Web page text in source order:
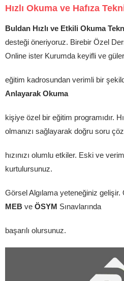
Hızlı Okuma ve Hafıza
Buldan Hızlı ve Etkili Okuma
desteği öneriyoruz. Birebir Özel
Online ister Kurumda keyifli ve
eğitim kadrosundan verimli bir
Anlayarak Okuma
kişiye özel bir eğitim programıdır.
olmanızı sağlayarak doğru soru
hızınızı olumlu etkiler. Eski ve
kurtulursunuz.
Görsel Algılama yeteneğiniz gelişir.
MEB ve ÖSYM Sınavlarında
başarılı olursunuz.